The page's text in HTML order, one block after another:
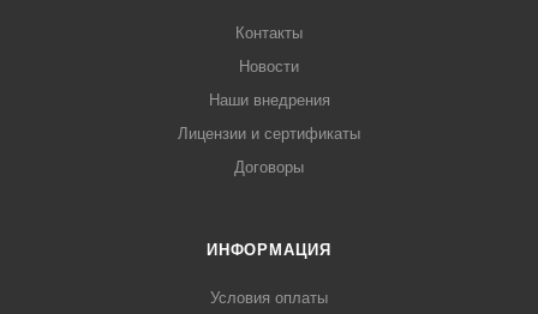
Контакты
Новости
Наши внедрения
Лицензии и сертификаты
Договоры
ИНФОРМАЦИЯ
Условия оплаты